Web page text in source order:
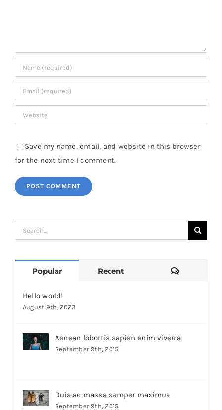
Save my name, email, and website in this browser
for the next time I comment.
Search
for:
Popular Recent Comments
Hello world!
August 9th, 2023
Aenean lobortis sapien enim viverra
September 9th, 2015
Duis ac massa semper maximus
September 9th, 2015